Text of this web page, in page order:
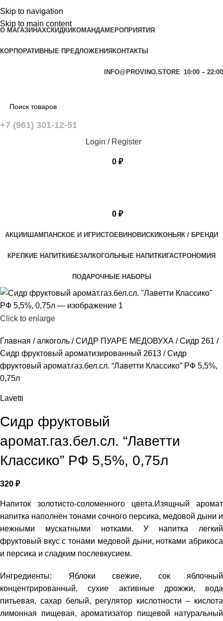
Skip to navigation
Skip to main content
О МАГАЗИНАХСКИДКИ КОМАНДАМЕРОПРИЯТИЯ
КОРПОРАТИВНЫЕ ПРЕДЛОЖЕНИЯ КОНТАКТЫ
INFO@PROVINO.STORE 10:00 – 22:00
+7 (961) 301-12-51
Login / Register
0 ₽
0 ₽
АКЦИИШАМПАНСКОЕ И ИГРИСТОЕВИНОВИСКИКОНЬЯК / БРЕНДИ
КРЕПКИЕ НАПИТКИБЕЗАЛКОГОЛЬНЫЕ НАПИТКИГАСТРОНОМИЯ
ПОДАРОЧНЫЕ НАБОРЫ
Click to enlarge
Главная алкоголь СИДР ПУАРЕ МЕДОВУХА
Сидр 261
Сидр фруктовый ароматизированный 2613
Сидр
фруктовый аромат.газ.бел.сл. “Лаветти Классико” РФ 5,5%,
0,75л
Lavetti
Сидр фруктовый
аромат.газ.бел.сл. “Лаветти
Классико” РФ 5,5%, 0,75л
320 ₽
Напиток золотисто-соломенного цвета.Изящный аромат
напитка наполнен тонами сочного персика, медовой дыни и
нежными мускатными нотками. У напитка легкий
фруктовый вкус с тонами медовой дыни, нотками абрикоса
и персика и сладким послевкусием.
Ингредиенты: Яблоки свежие, сок яблочный
концентрированный, сухие активные дрожжи, вода
питьевая, сахар белый, регулятор кислотности – кислота
лимонная пищевая, ароматизатор пищевой натуральный